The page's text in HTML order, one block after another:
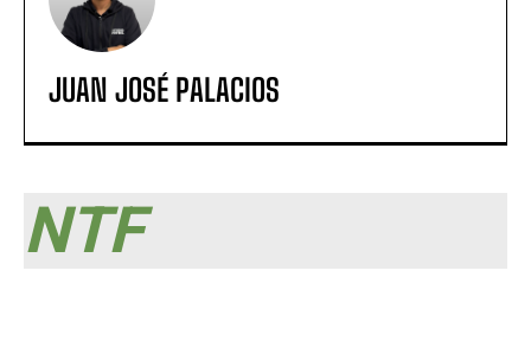
JUAN JOSÉ PALACIOS
NTF